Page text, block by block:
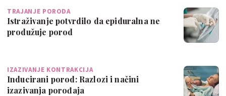
TRAJANJE PORODA
Istraživanje potvrdilo da epiduralna ne
produžuje porod
IZAZIVANJE KONTRAKCIJA
Inducirani porod: Razlozi i načini
izazivanja porođaja